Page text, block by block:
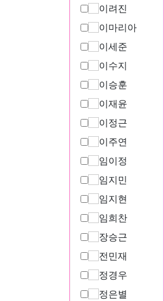
이려진
이마리아
이세준
이수지
이승훈
이재윤
이정근
이주연
임이정
임지민
임지현
임희찬
장승근
전민재
정경우
정은별